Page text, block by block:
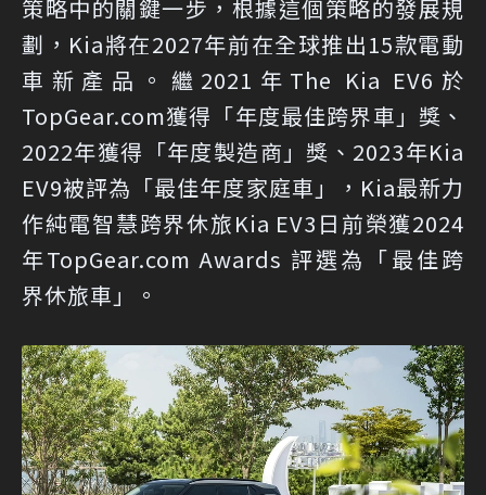
策略中的關鍵一步，根據這個策略的發展規
劃，Kia將在2027年前在全球推出15款電動
車新產品。繼2021年The Kia EV6於
TopGear.com獲得「年度最佳跨界車」獎、
2022年獲得「年度製造商」獎、2023年Kia
EV9被評為「最佳年度家庭車」，Kia最新力
作純電智慧跨界休旅Kia EV3日前榮獲2024
年TopGear.com Awards 評選為「最佳跨
界休旅車」。